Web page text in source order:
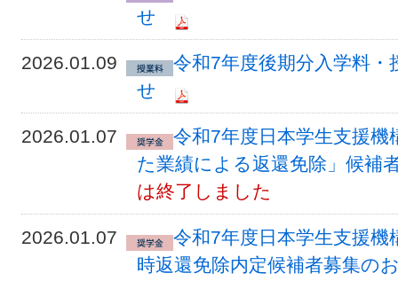
せ
2026.01.09
令和7年度後期分入学料
せ
2026.01.07
令和7年度日本学生支援
た業績による返還免除」候補
は終了しました
2026.01.07
令和7年度日本学生支援機
時返還免除内定候補者募集の